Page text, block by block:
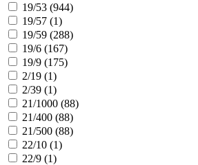
19/53 (944)
19/57 (1)
19/59 (288)
19/6 (167)
19/9 (175)
2/19 (1)
2/39 (1)
21/1000 (88)
21/400 (88)
21/500 (88)
22/10 (1)
22/9 (1)